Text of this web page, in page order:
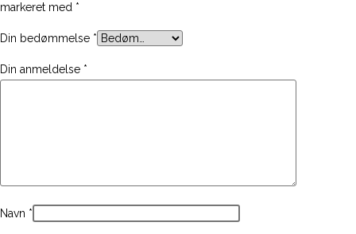
markeret med *
Din bedømmelse *
Din anmeldelse *
Navn *